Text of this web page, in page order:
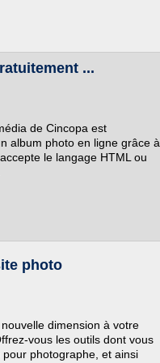
...
de Cincopa est
album photo en ligne grâce à
le langage HTML ou
photo
dimension à votre
vous les outils dont vous
photographe, et ainsi